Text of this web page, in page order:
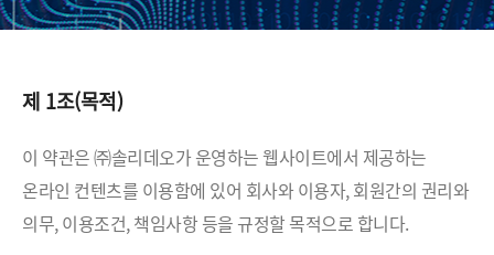
제 1조(목적)
이 약관은 ㈜솔리데오가 운영하는 웹사이트에서 제공하는
온라인 컨텐츠를 이용함에 있어 회사와 이용자, 회원간의 권리와
의무, 이용조건, 책임사항 등을 규정할 목적으로 합니다.